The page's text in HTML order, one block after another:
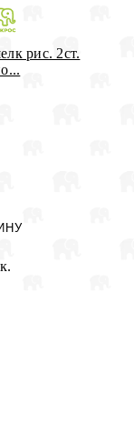
рис. 2ст.